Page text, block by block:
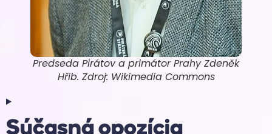
Predseda Pirátov a primátor Prahy Zdeněk
Hřib. Zdroj: Wikimedia Commons
Súčasná opozícia